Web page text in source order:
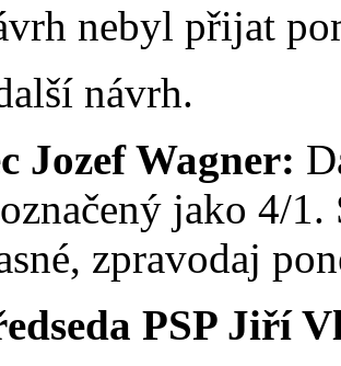
nebyl přijat
návrh.
Jozef Wagner:
jako 4/
zpravodaj
PSP Jiří